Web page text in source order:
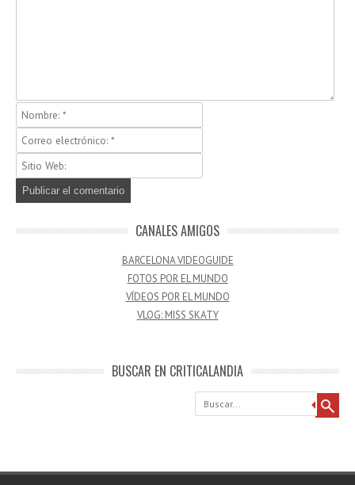
CANALES AMIGOS
BARCELONA VIDEOGUIDE
FOTOS POR EL MUNDO
VÍDEOS POR EL MUNDO
VLOG: MISS SKATY
BUSCAR EN CRITICALANDIA
Buscar